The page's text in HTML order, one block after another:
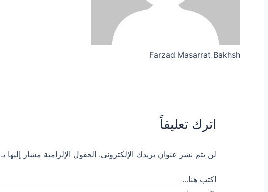
Farzad Masarrat Bakhsh
اترك تعليقاً
لن يتم نشر عنوان بريدك الإلكتروني. الحقول الإلزامية مشار إليها بـ
اكتب هنا...